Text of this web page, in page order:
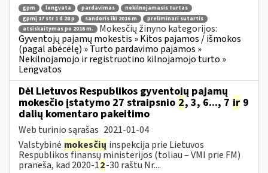
gpm lengvata pardavimas
nekilnojamasis turtas
gpmį 17 str 1 d 28 p
sandoris iki 2016 m
preliminari sutartis
atsiskaitymas po 2016 m.
Mokesčių žinyno kategorijos:
Gyventojų pajamų mokestis » Kitos pajamos / išmokos
(pagal abėcėlę) » Turto pardavimo pajamos »
Nekilnojamojo ir registruotino kilnojamojo turto »
Lengvatos
Dėl Lietuvos Respublikos gyventojų pajamų
mokesčio įstatymo 27 straipsnio 2, 3, 6..., 7 ir 9
dalių komentaro pakeitimo
Web turinio sąrašas 2021-01-04
Valstybinė mokesčių inspekcija prie Lietuvos
Respublikos finansų ministerijos (toliau – VMI prie FM)
praneša, kad 2020-12-30 raštu Nr....